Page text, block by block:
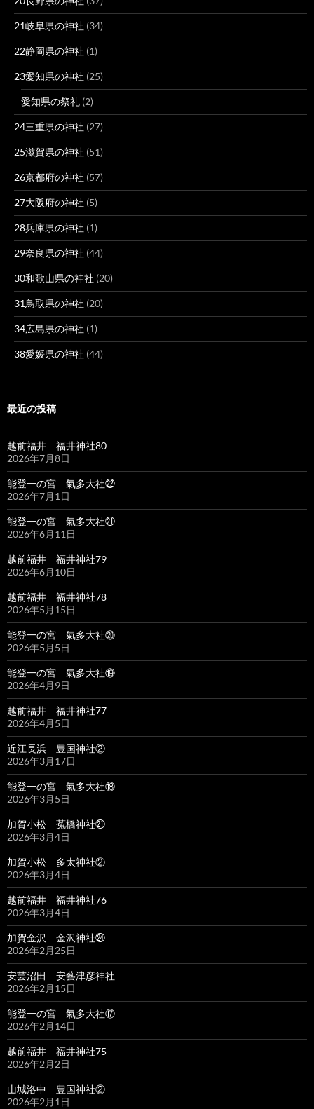
21岐阜県の神社 (34)
22静岡県の神社 (1)
23愛知県の神社 (25)
愛知県の祭礼 (2)
24三重県の神社 (27)
25滋賀県の神社 (51)
26京都府の神社 (57)
27大阪府の神社 (5)
28兵庫県の神社 (1)
29奈良県の神社 (44)
30和歌山県の神社 (20)
31鳥取県の神社 (20)
34広島県の神社 (1)
38愛媛県の神社 (44)
最近の投稿
越前福井 福井神社80
2026年7月8日
能登一の宮 氣多大社㉒
2026年7月1日
能登一の宮 氣多大社㉑
2026年6月11日
越前福井 福井神社79
2026年6月10日
越前福井 福井神社78
2026年5月15日
能登一の宮 氣多大社⑳
2026年5月5日
能登一の宮 氣多大社⑲
2026年4月9日
越前福井 福井神社77
2026年4月5日
近江長浜 豊国神社②
2026年3月17日
能登一の宮 氣多大社⑱
2026年3月5日
加賀小松 菟橋神社㉑
2026年3月4日
加賀小松 多太神社②
2026年3月4日
越前福井 福井神社76
2026年3月4日
加賀金沢 金沢神社㉔
2026年2月25日
安芸沼田 安藝津彦神社
2026年2月15日
能登一の宮 氣多大社⑰
2026年2月14日
越前福井 福井神社75
2026年2月2日
山城洛中 豊国神社②
2026年2月1日